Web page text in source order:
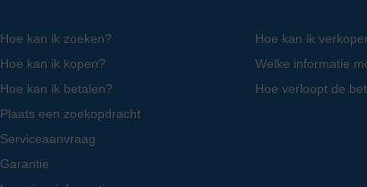
Hoe kan ik zoeken?
Hoe kan ik kopen?
Hoe kan ik betalen?
Plaats een zoekopdracht
Serviceaanvraag
Garantie
Hoe kan ik
Welke informatie
Hoe verloopt de